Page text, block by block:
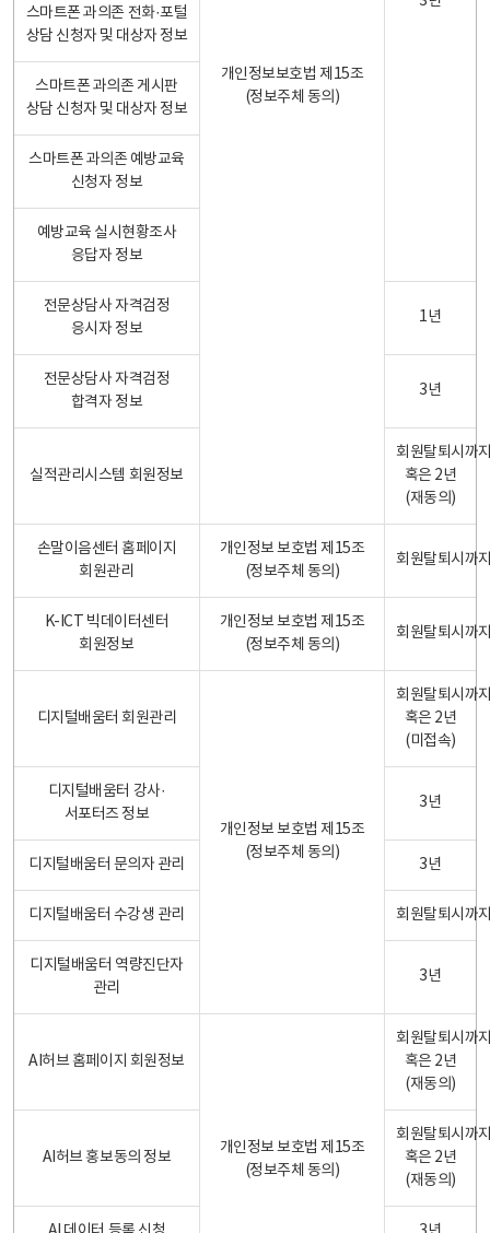
개인정보보호법 제15조
(정보주체 동의)
스마트폰 과의존 전화·포털
상담 신청자 및 대상자 정보
스마트폰 과의존 게시판
상담 신청자 및 대상자 정보
스마트폰 과의존 예방교육
신청자 정보
예방교육 실시현황조사
응답자 정보
전문상담사 자격검정
응시자 정보
1년
전문상담사 자격검정
합격자 정보
3년
실적관리시스템 회원정보
회원탈퇴시까
혹은 2년
(재동의)
손말이음센터 홈페이지
회원관리
개인정보 보호법 제15조
(정보주체 동의)
회원탈퇴시까
K-ICT 빅데이터센터
회원정보
개인정보 보호법 제15조
(정보주체 동의)
회원탈퇴시까
디지털배움터 회원관리
개인정보 보호법 제15조
(정보주체 동의)
회원탈퇴시까
혹은 2년
(미접속)
디지털배움터 강사·
서포터즈 정보
3년
디지털배움터 문의자 관리 3년
디지털배움터 수강생 관리 회원탈퇴시까
디지털배움터 역량진단자
관리
3년
AI허브 홈페이지 회원정보
개인정보 보호법 제15조
(정보주체 동의)
회원탈퇴시까
혹은 2년
(재동의)
AI허브 홍보동의 정보
회원탈퇴시까
혹은 2년
(재동의)